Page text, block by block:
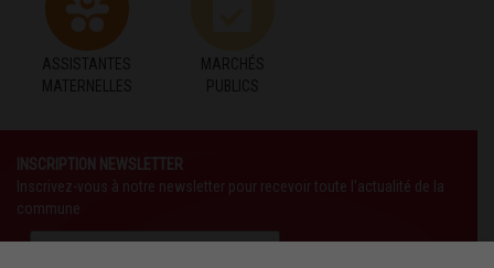
ASSISTANTES
MATERNELLES
MARCHÉS
PUBLICS
INSCRIPTION NEWSLETTER
Inscrivez-vous à notre newsletter pour recevoir toute l'actualité de la
commune